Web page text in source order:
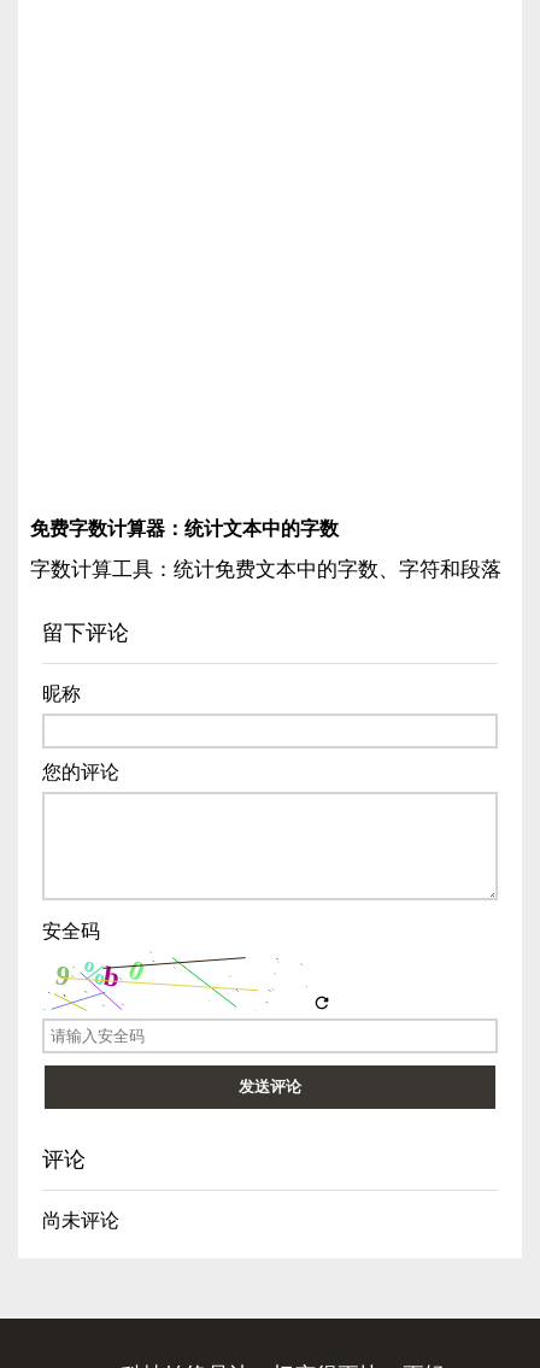
免费字数计算器：统计文本中的字数
字数计算工具：统计免费文本中的字数、字符和段落
留下评论
昵称
您的评论
安全码
refresh
发送评论
评论
尚未评论